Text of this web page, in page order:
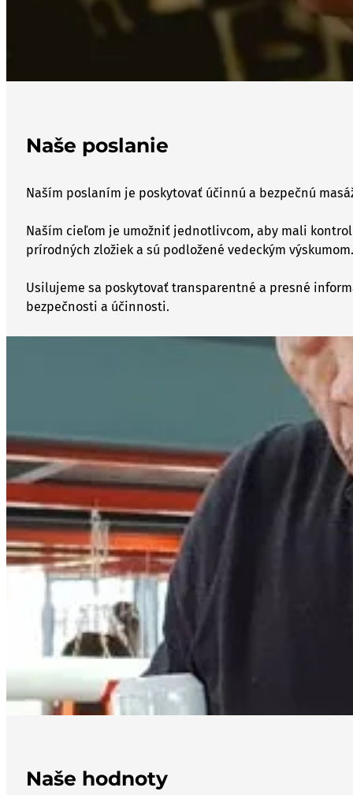
Naše poslanie
Naším poslaním je poskytovať účinnú a bezpečnú
Naším cieľom je umožniť jednotlivcom, aby mali
prírodných zložiek a sú podložené vedeckým výskumom.
Usilujeme sa poskytovať transparentné a presné
bezpečnosti a účinnosti.
Naše hodnoty